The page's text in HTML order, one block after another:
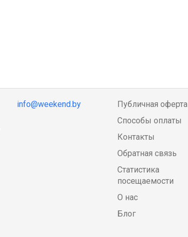
info@weekend.by
Публичная оферта
Способы оплаты
Контакты
Обратная связь
Статистика
посещаемости
О нас
Блог